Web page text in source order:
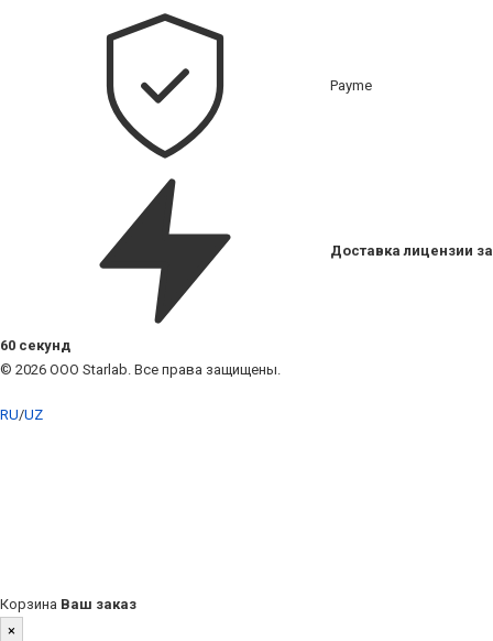
Payme
Доставка лицензии за
60 секунд
© 2026 ООО Starlab. Все права защищены.
RU/UZ
Корзина Ваш заказ
×